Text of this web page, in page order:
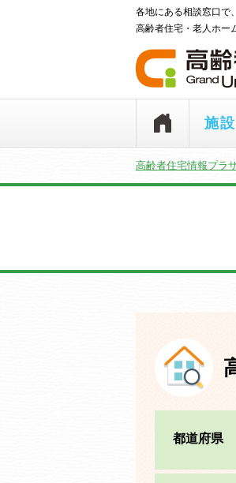
各地にある相談窓口で
高齢者住宅・老人ホー
施
高齢者住宅情報プラ
都道府県